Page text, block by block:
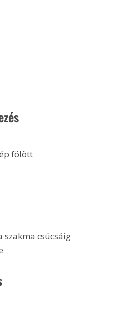
fölött
szakma csúcsáig